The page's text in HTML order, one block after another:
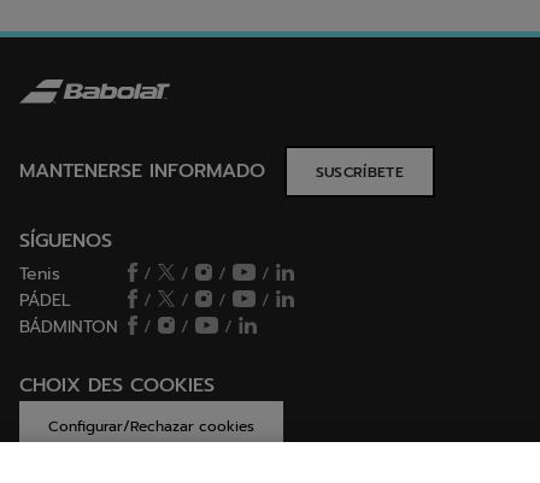
MANTENERSE INFORMADO SUSCRÍBETE
SÍGUENOS
Tenis / / /
/
PÁDEL
/ / /
/
BÁDMINTON
/ / /
CHOIX DES COOKIES
Configurar/Rechazar cookies